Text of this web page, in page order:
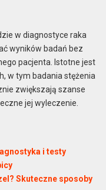
w diagnostyce raka
wyników badań bez
pacjenta. Istotne jest
w tym badania stężenia
zwiększają szanse
jej wyleczenie.
i testy
Skuteczne sposoby